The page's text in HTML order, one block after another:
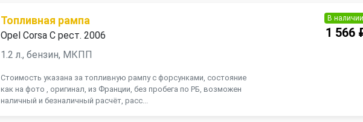
Топливная рампа
Opel Corsa C рест. 2006
1.2 л., бензин, МКПП
Стоимость указана за топливную рампу с форсунками, состояние
как на фото , оригинал, из Франции, без пробега по РБ, возможен
наличный и безналичный расчёт, расс...
В наличии
1 566